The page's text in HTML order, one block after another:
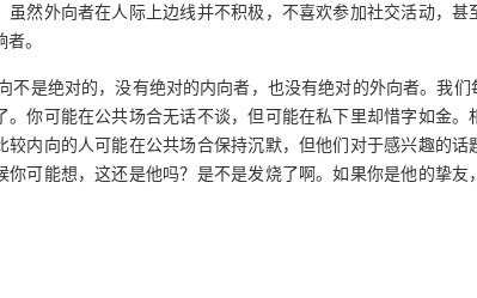
虽然外向者在人际上边线并不积极，不喜欢参加社交活动，
。
不是绝对的，没有绝对的内向者，也没有绝对的外向者。我
。你可能在公共场合无话不谈，但可能在私下里却惜字如金
较内向的人可能在公共场合保持沉默，但他们对于感兴趣的
你可能想，这还是他吗？是不是发烧了啊。如果你是他的挚